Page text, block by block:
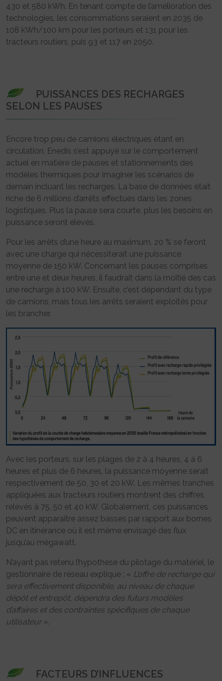
430 et 580 kWh. En tenant compte de l’amélioration des
technologies, les consommations seraient en 2035 de
108 kWh/100 km pour les porteurs et 131 pour les
tracteurs routiers, puis 93 et 117 en 2050.
PUISSANCES DES RECHARGES
SELON LES PAUSES
Encore trop peu de camions électriques étant en
circulation, Enedis s’est appuyé sur le comportement
actuel en matière de pauses et stationnements des
modèles thermiques pour imaginer les scénarios de
demain incluant les recharges. La base de données était
riche de 6 millions d’arrêts effectués dans les zones
logistiques. Plus la pause sera courte, plus les besoins en
puissance seront élevés.
Pour les arrêts d’une heure au maximum, 20 % se feront
avec une charge qui nécessiterait une puissance
moyenne de 150 kW. Concernant les pauses comprises
entre une et deux heures, il faudrait dans la moitié des cas
une recharge à 100 kW. Ensuite, c’est dépendant du type
de camions, mais tous les arrêts seraient exploités pour
les brancher.
Avec les porteurs, sur les plages de 2 à 4 heures, 4 à 6
heures et plus de 6 heures, la puissance moyenne serait
respectivement de 50, 30 et 20 kW. Les mêmes tranches
appliquées aux tracteurs routiers montrent des chiffres
relevés à 75, 50 et 40 kW. Globalement, ces puissances
peuvent apparaître assez basses par rapport aux bornes
DC en itinérance où il est même envisagé des flux
jusqu’au mégawatt.
N’ayant pas retenu l’hypothèse du pilotage du matériel, le
gestionnaire de réseau explique : « L’offre de recharge qui
sera effectivement disponible, au niveau de chaque
dépôt et entrepôt, dépendra des futurs modèles
d’affaires et des contraintes spécifiques de chaque
utilisateur».
FACTEURS D’INFLUENCES